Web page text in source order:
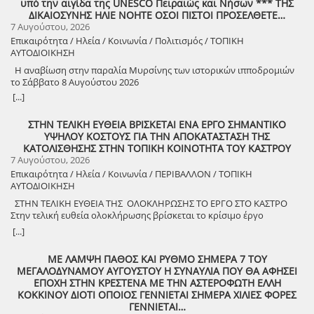
Προοπτικές στην Ηλεία» Oμιλητές: – Διομήδης Τόλιος, Διεύθυνση
Νεότερης Πολιτιστικής Κληρονομιάς ΥΠΠΟ-Σύλλογος Διβριωτών
Αθήνας – Γωγώ Κανελλοπούλου, εκπαιδευτικός – Νίκος
Σιάκκουλης, Πρόεδρος eco action Νεμούτας Θα ακολουθήσoυν
χοροί της Ηλείας από το Λύκειο Ελληνίδων Πύργου Η είσοδος για
την πολιτιστική εκδήλωση είναι ελεύθερη. Μετά το πέρας της
εκδήλωσης, σας προσκαλούμε να διασκεδάσουμε όλοι μαζί με
ζωντανή παραδοσιακή μουσική από τη μουσική ομάδα του
Λύσανδρου Παναγόπουλου, σε μια βραδιά γεμάτη κέφι, χορό και
συμμετοχής στο γλέντι: 10 ευρώ ανά άτομο.
υπό την αιγίδα της UNESCO Πειραιώς και Νήσων *** ΤΗΣ
ΔΙΚΑΙΟΣΥΝΗΣ ΗΛΙΕ ΝΟΗΤΕ ΟΣΟΙ ΠΙΣΤΟΙ ΠΡΟΣΕΛΘΕΤΕ…
7 Αυγούστου, 2026
Επικαιρότητα / Ηλεία / Κοινωνία / Πολιτισμός / ΤΟΠΙΚΗ
ΑΥΤΟΔΙΟΙΚΗΣΗ
Η αναβίωση στην παραλία Μυρσίνης των ιστορικών ιπποδρομιών
το Σάββατο 8 Αυγούστου 2026
[...]
ΣΤΗΝ ΤΕΛΙΚΗ ΕΥΘΕΙΑ ΒΡΙΣΚΕΤΑΙ ΕΝΑ ΕΡΓΟ ΣΗΜΑΝΤΙΚΟ
ΥΨΗΛΟΥ ΚΟΣΤΟΥΣ ΓΙΑ ΤΗΝ ΑΠΟΚΑΤΑΣΤΑΣΗ ΤΗΣ
ΚΑΤΟΛΙΣΘΗΣΗΣ ΣΤΗΝ ΤΟΠΙΚΗ ΚΟΙΝΟΤΗΤΑ ΤΟΥ ΚΑΣΤΡΟΥ
7 Αυγούστου, 2026
Επικαιρότητα / Ηλεία / Κοινωνία / ΠΕΡΙΒΑΛΛΟΝ / ΤΟΠΙΚΗ
ΑΥΤΟΔΙΟΙΚΗΣΗ
ΣΤΗΝ ΤΕΛΙΚΗ ΕΥΘΕΙΑ ΤΗΣ ΟΛΟΚΛΗΡΩΣΗΣ ΤΟ ΕΡΓΟ ΣΤΟ ΚΑΣΤΡΟ
Στην τελική ευθεία ολοκλήρωσης βρίσκεται το κρίσιμο έργο
αποκατάστασης της κατολίσθησης στην Τ.Κ. Κάστρου,
προϋπολογισμού 1,25 εκατομμυρίων ευρώ. Έπειτα από αυτοψία που
Λέντζας, μαζί με κλιμάκιο της Τεχνικής Υπηρεσίας και εκπροσώπους
της δημοτικής αρχής, διαπιστώθηκε πως οι παρεμβάσεις προχωρούν
άμεσα και αυστηρά εντός των χρονοδιαγραμμάτων. ​Το έργο
χρηματοδοτείται από το Εθνικό Πρόγραμμα Ανάπτυξης και στο
πλαίσιο των εξειδικευμένων εργασιών πραγματοποιήθηκαν
[...]
ΜΕ ΛΑΜΨΗ ΠΑΘΟΣ ΚΑΙ ΡΥΘΜΟ ΣΗΜΕΡΑ 7 ΤΟΥ
ΜΕΓΑΛΟΔΥΝΑΜΟΥ ΑΥΓΟΥΣΤΟΥ Η ΣΥΝΑΥΛΙΑ ΠΟΥ ΘΑ ΑΦΗΣΕΙ
ΕΠΟΧΗ ΣΤΗΝ ΚΡΕΣΤΕΝΑ ΜΕ ΤΗΝ ΑΣΤΕΡΟΦΩΤΗ ΕΛΛΗ
ΚΟΚΚΙΝΟΥ ΔΙΟΤΙ ΟΠΟΙΟΣ ΓΕΝΝΙΕΤΑΙ ΣΗΜΕΡΑ ΧΙΛΙΕΣ ΦΟΡΕΣ
ΓΕΝΝΙΕΤΑΙ…